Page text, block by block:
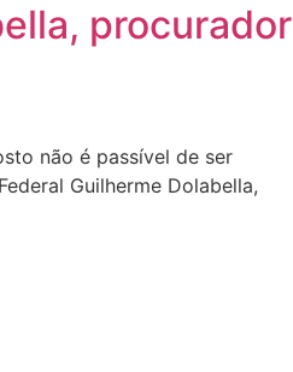
procurador
não é passível de ser
Guilherme Dolabella,